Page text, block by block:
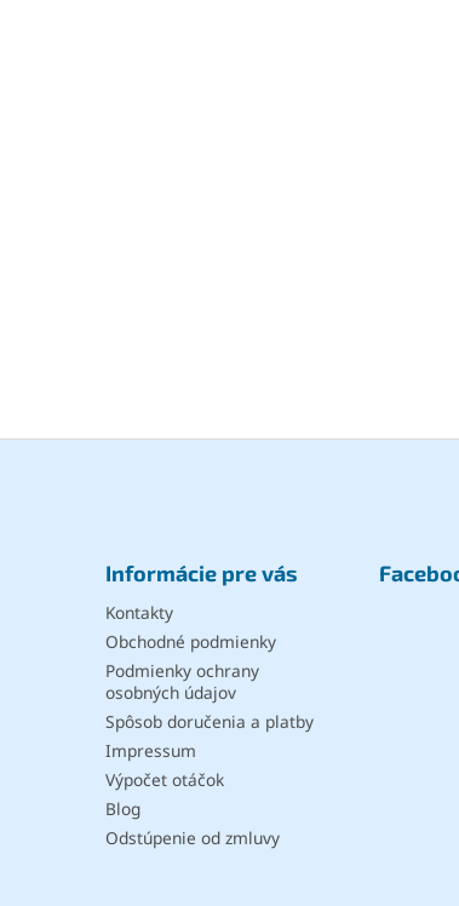
Informácie pre vás
Kontakty
Obchodné podmienky
Podmienky ochrany
osobných údajov
Spôsob doručenia a platby
Impressum
Výpočet otáčok
Blog
Odstúpenie od zmluvy